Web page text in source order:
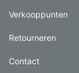
Verkooppunten
Retourneren
Contact